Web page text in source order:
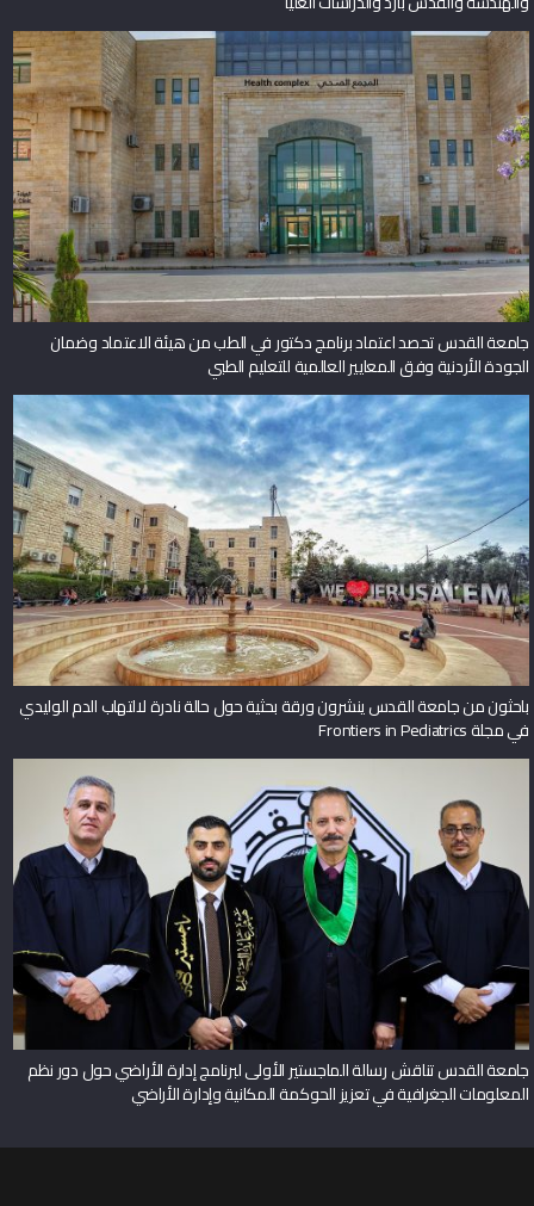
جامعة القدس تحصد اعتماد برنامج دكتور في الطب من هيئة الاعتماد وضمان
الجودة الأردنية وفق المعايير العالمية للتعليم الطبي
باحثون من جامعة القدس ينشرون ورقة بحثية حول حالة نادرة لالتهاب الدم الوليدي
في مجلة Frontiers in Pediatrics
جامعة القدس تناقش رسالة الماجستير الأولى لبرنامج إدارة الأراضي حول دور نظم
المعلومات الجغرافية في تعزيز الحوكمة المكانية وإدارة الأراضي